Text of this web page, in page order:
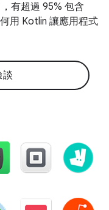
有超過 95% 包含
用 Kotlin 讓應用程式
談